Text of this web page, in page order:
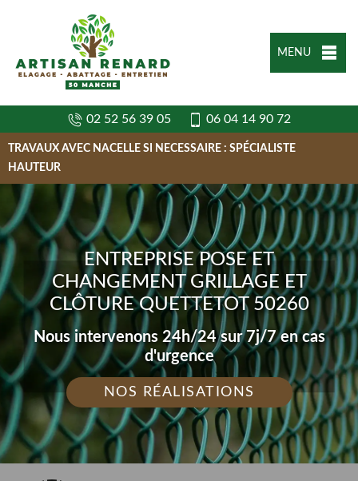
MENU
02 52 56 39 05 06 04 14 90 72
TRAVAUX AVEC NACELLE SI NECESSAIRE : SPÉCIALISTE
HAUTEUR
ENTREPRISE POSE ET
CHANGEMENT GRILLAGE ET
CLÔTURE QUETTETOT 50260
Nous intervenons 24h/24 sur 7j/7 en cas
d'urgence
NOS RÉALISATIONS